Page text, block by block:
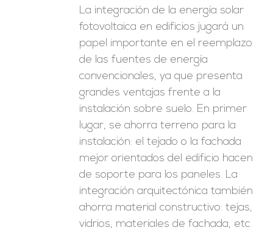
La integración de la energía solar
fotovoltaica en edificios jugará un
papel importante en el reemplazo
de las fuentes de energía
convencionales, ya que presenta
grandes ventajas frente a la
instalación sobre suelo. En primer
lugar, se ahorra terreno para la
instalación: el tejado o la fachada
mejor orientados del edificio hacen
de soporte para los paneles. La
integración arquitectónica también
ahorra material constructivo: tejas,
vidrios, materiales de fachada, etc.